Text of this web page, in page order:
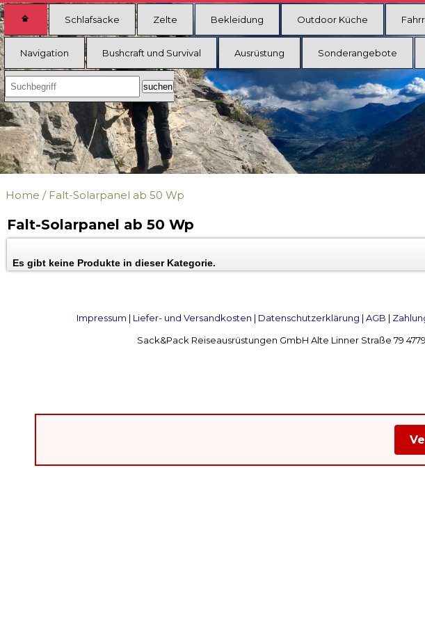
Schlafsäcke Zelte Bekleidung Outdoor Küche
Navigation Bushcraft und Survival Ausrüstung Sonderangebote
Home / Falt-Solarpanel ab 50 Wp
Falt-Solarpanel ab 50 Wp
Es gibt keine Produkte in dieser Kategorie.
Impressum | Liefer- und Versandkosten | Datenschutzerklärung | AGB |
Sack&Pack Reiseausrüstungen GmbH Alte Linner Straße 79